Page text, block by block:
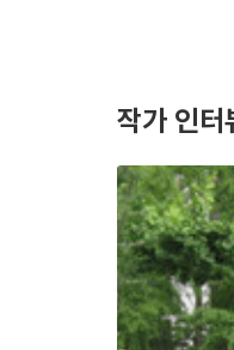
작가 인터